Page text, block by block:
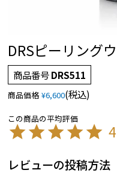
DRSピーリング
商品番号DRS511
商品価格 ¥6,600 税込
レビューの投稿方法